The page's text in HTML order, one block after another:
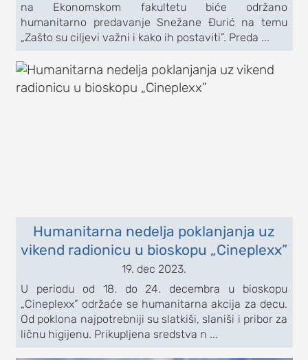
na Ekonomskom fakultetu biće održano
humanitarno predavanje Snežane Đurić na temu
„Zašto su ciljevi važni i kako ih postaviti”. Preda ...
Humanitarna nedelja poklanjanja uz
vikend radionicu u bioskopu „Cineplexx”
19. dec 2023.
U periodu od 18. do 24. decembra u bioskopu
„Cineplexx” održaće se humanitarna akcija za decu.
Od poklona najpotrebniji su slatkiši, slaniši i pribor za
ličnu higijenu. Prikupljena sredstva n ...